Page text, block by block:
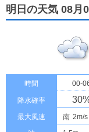
明日の天気 08月
時間 00-
降水確率 30
最大風速 南 2m/s